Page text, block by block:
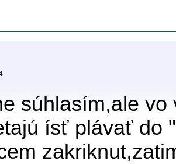
súhlasím,ale
ísť plávať do